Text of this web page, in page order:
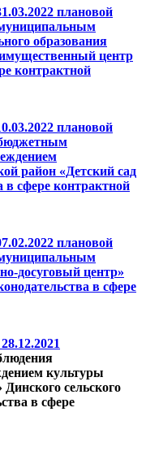
плановой
образования
центр
контрактной
плановой
район «Детский сад
в сфере контрактной
плановой
досуговый центр»
в сфере
культуры
Динского сельского
в сфере